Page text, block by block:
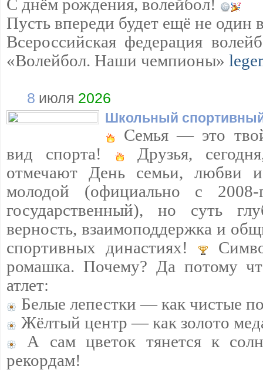
С днём рождения, волейбол!
Пусть впереди будет ещё не один
Всероссийская федерация
«Волейбол. Наши чемпионы»
8 июля 2026
Школьный
Семья — это
вид спорта!
Друзья,
отмечают День семьи, любви
молодой (официально с
государственный), но суть
верность, взаимоподдержка и
спортивных династиях!
ромашка. Почему? Да потому
атлет:
Белые лепестки — как чистые
Жёлтый центр — как золото
А сам цветок тянется к
рекордам!